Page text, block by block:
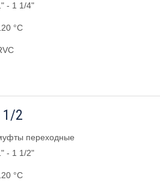
- 1 1/4"
°C
1/2
переходные
- 1 1/2"
°C